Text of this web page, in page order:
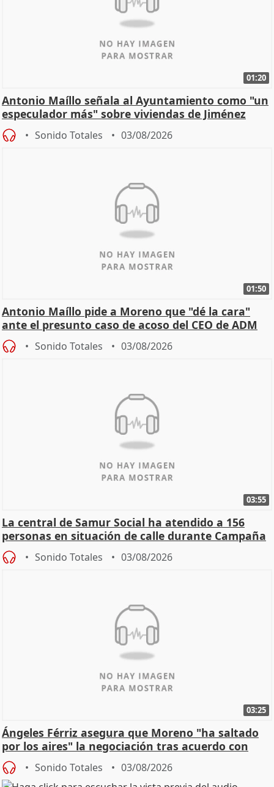
01:20
Antonio Maíllo señala al Ayuntamiento como "un
especulador más" sobre viviendas de Jiménez
Becerril
Sonido Totales 03/08/2026
01:50
Antonio Maíllo pide a Moreno que "dé la cara"
ante el presunto caso de acoso del CEO de ADM
Sonido Totales 03/08/2026
03:55
La central de Samur Social ha atendido a 156
personas en situación de calle durante Campaña
de Calor
Sonido Totales 03/08/2026
03:25
Ángeles Férriz asegura que Moreno "ha saltado
por los aires" la negociación tras acuerdo con
SMA
Sonido Totales 03/08/2026